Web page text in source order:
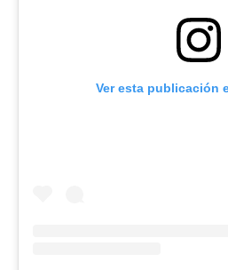
Ver esta publicación